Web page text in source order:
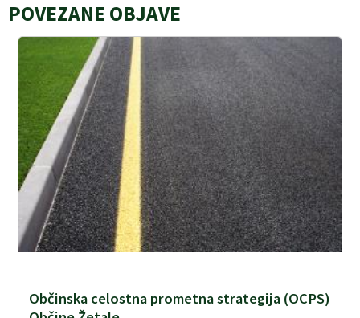
POVEZANE OBJAVE
Občinska celostna prometna strategija (OCPS)